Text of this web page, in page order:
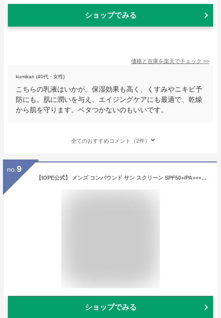
ショップでみる
価格と在庫を楽天でチェック >>
kumikan (40代・女性)
こちらの乳液はいかが。保湿効果も高く、くすみやニキビ予
防にも。肌に潤いを与え、エイジングケアにも最適で、乾燥
から肌を守ります。ベタつかないのもいいです。
全てのおすすめコメント（2件）
no. 9
【IOPE公式】 メンズ コンパウンド サン スクリーン SPF50+/PA++++ 50ml【 アイオペ 】 日焼け止め 紫外線ブロック 紫外線予防 UVケア 紫外線カット くすみ すっきり エイジングケア 美肌 UVカット スキンケア 韓国 コスメ メンズコスメ 男性用
ショップでみる